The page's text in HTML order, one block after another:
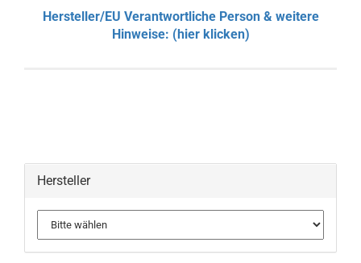
Hersteller/EU Verantwortliche Person & weitere
Hinweise: (hier klicken)
Hersteller